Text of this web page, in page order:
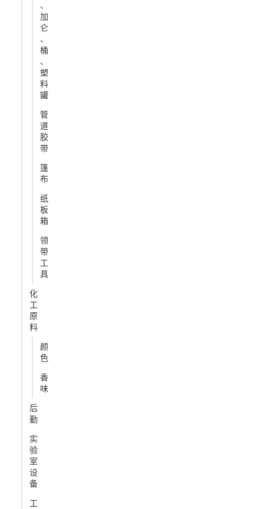
、
加
仑
、
桶
、
塑
料
罐
管
道
胶
带
篷
布
纸
板
箱
领
带
工
具
化
工
原
料
颜
色
香
味
后
勤
实
验
室
设
备
工